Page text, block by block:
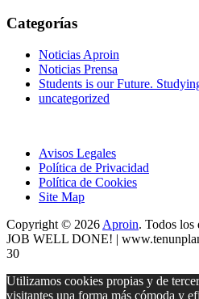
Categorías
Noticias Aproin
Noticias Prensa
Students is our Future.
uncategorized
Avisos Legales
Política de Privacidad
Política de Cookies
Site Map
Copyright © 2026 Aproin. Todos los
JOB WELL DONE! |
30
Utilizamos cookies propias y de
visitantes una forma más cómoda y